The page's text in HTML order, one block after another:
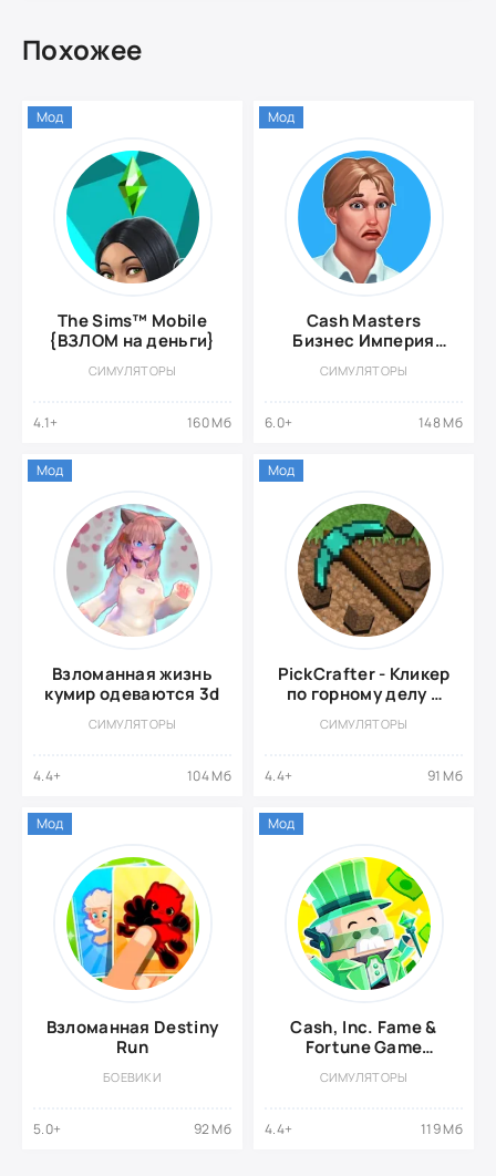
Похожее
The Sims™ Mobile
{ВЗЛОМ на деньги}
СИМУЛЯТОРЫ
4.1+ 160 Мб
Мод
Cash Masters
Бизнес Империя
Денег)
СИМУЛЯТОРЫ
6.0+ 148 Мб
Мод
Взломанная жизнь
кумир одеваются 3d
СИМУЛЯТОРЫ
4.4+ 104 Мб
Мод
PickCrafter - Кликер
по горному делу и
много валюты}
СИМУЛЯТОРЫ
4.4+ 91 Мб
Мод
Взломанная Destiny
Run
БОЕВИКИ
5.0+ 92 Мб
Мод
Cash, Inc. Fame &
Fortune Game
СИМУЛЯТОРЫ
4.4+ 119 Мб
Мод